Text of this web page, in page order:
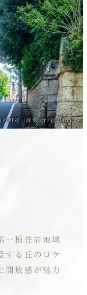
の町並（徒歩3分/約200m）
一種住居地域
する丘のロケ
開放感が魅力